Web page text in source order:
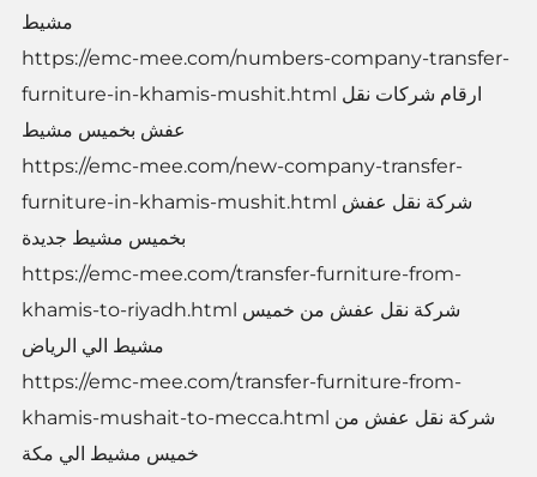
مشيط
https://emc-mee.com/numbers-company-transfer-
furniture-in-khamis-mushit.html ارقام شركات نقل
عفش بخميس مشيط
https://emc-mee.com/new-company-transfer-
furniture-in-khamis-mushit.html شركة نقل عفش
بخميس مشيط جديدة
https://emc-mee.com/transfer-furniture-from-
khamis-to-riyadh.html شركة نقل عفش من خميس
مشيط الي الرياض
https://emc-mee.com/transfer-furniture-from-
khamis-mushait-to-mecca.html شركة نقل عفش من
خميس مشيط الي مكة